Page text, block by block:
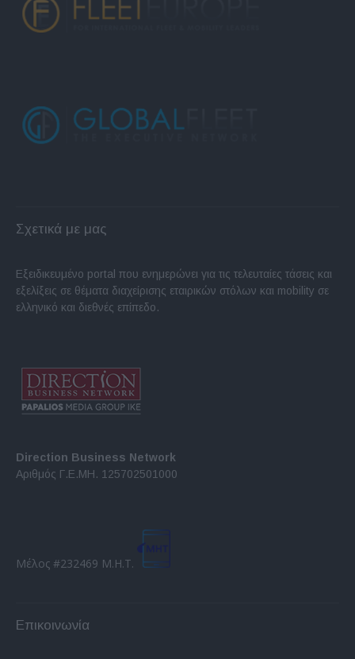
Σχετικά με μας
Εξειδικευμένο portal που ενημερώνει για τις τελευταίες τάσεις και
εξελίξεις σε θέματα διαχείρισης εταιρικών στόλων και mobility σε
ελληνικό και διεθνές επίπεδο.
Direction Business Network
Αριθμός Γ.Ε.ΜΗ. 125702501000
Μέλος #232469 Μ.Η.Τ.
Επικοινωνία